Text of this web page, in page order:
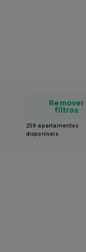
Remover
filtros
259 apartamentos
disponíveis